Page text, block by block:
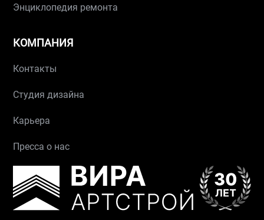
Энциклопедия ремонта
КОМПАНИЯ
Контакты
Студия дизайна
Карьера
Пресса о нас